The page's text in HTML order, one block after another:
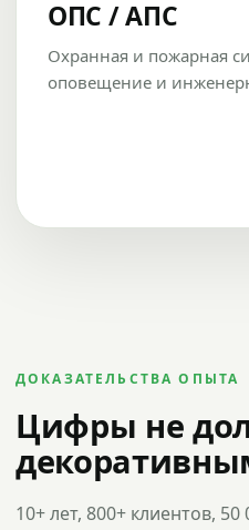
ОПС / АПС
Охранная и пожарная
оповещение и
ДОКАЗАТЕЛЬСТВА ОПЫТА
Цифры не
10+ лет, 800+ клиентов,